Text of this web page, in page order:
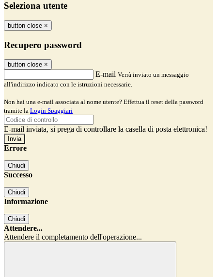
Seleziona utente
button close ×
Recupero password
button close ×
E-mail Verrà inviato un messaggio
all'indirizzo indicato con le istruzioni necessarie.
Non hai una e-mail associata al nome utente? Effettua il reset della password
tramite la Login Spaggiari
E-mail inviata, si prega di controllare la casella di posta elettronica!
Errore
Chiudi
Successo
Chiudi
Informazione
Chiudi
Attendere...
Attendere il completamento dell'operazione...